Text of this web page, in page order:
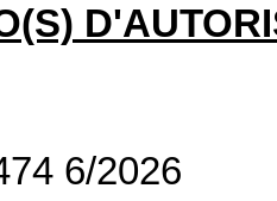
6/2026